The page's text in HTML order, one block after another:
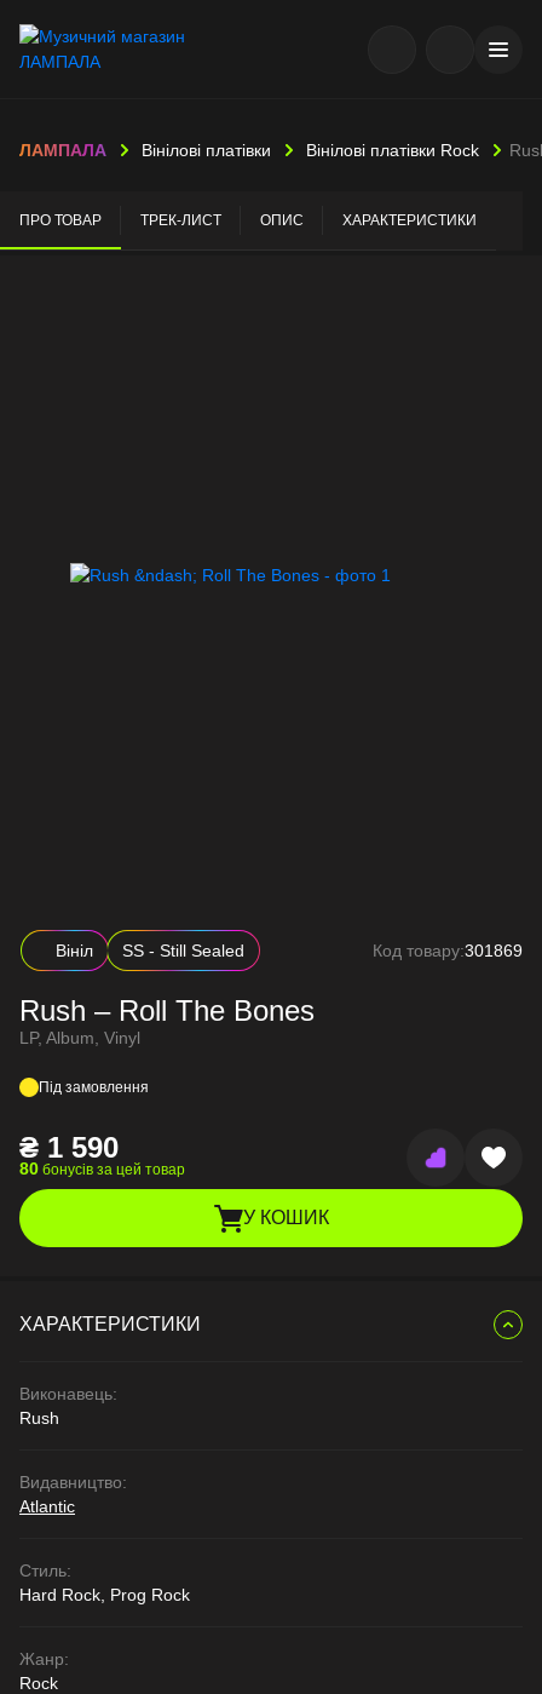
ЛАМПАЛА Вінілові платівки Вінілові платівки Rock
ПРО ТОВАР ТРЕК-ЛИСТ ОПИС ХАРАКТЕРИСТИКИ
Вініл SS - Still Sealed Код товару:301869
Rush – Roll The Bones
LP, Album, Vinyl
Під замовлення
₴ 1 590
80 бонусів за цей товар
У КОШИК
ХАРАКТЕРИСТИКИ
Виконавець:
Rush
Видавництво:
Atlantic
Стиль:
Hard Rock, Prog Rock
Жанр:
Rock